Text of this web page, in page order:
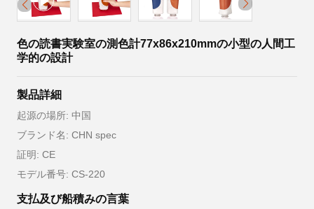
色の読書実験室の測色計77x86x210mmの小型の人間工
学的の設計
製品詳細
起源の場所: 中国
ブランド名: CHN spec
証明: CE
モデル番号: CS-220
支払及び船積みの言葉